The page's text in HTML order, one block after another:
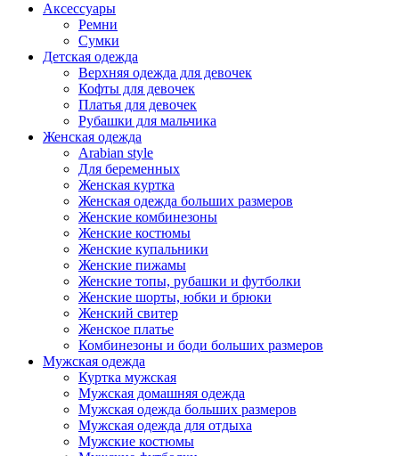
Аксессуары
Ремни
Сумки
Детская одежда
Верхняя одежда для девочек
Кофты для девочек
Платья для девочек
Рубашки для мальчика
Женская одежда
Arabian style
Для беременных
Женская куртка
Женская одежда больших размеров
Женские комбинезоны
Женские костюмы
Женские купальники
Женские пижамы
Женские топы, рубашки и футболки
Женские шорты, юбки и брюки
Женский свитер
Женское платье
Комбинезоны и боди больших размеров
Мужская одежда
Куртка мужская
Мужская домашняя одежда
Мужская одежда больших размеров
Мужская одежда для отдыха
Мужские костюмы